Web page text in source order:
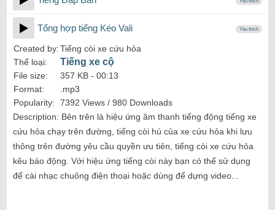
Tổng hợp tiếng Kéo Vali Yêu thích
Created by:Tiếng còi xe cứu hỏa
Thể loại:
Tiếng xe cộ
File size: 357 KB - 00:13
Format:
.mp3
Popularity:
7392 Views / 980 Downloads
Description: Bên trên là hiệu ứng âm thanh tiếng động tiếng xe
cứu hỏa chạy trên đường, tiếng còi hú của xe cứu hỏa khi lưu
thông trên đường yêu cầu quyền ưu tiên, tiếng còi xe cứu hỏa
kêu báo động. Với hiệu ứng tiếng còi này bạn có thể sử dụng
để cài nhạc chuông điện thoại hoặc dùng để dựng video...